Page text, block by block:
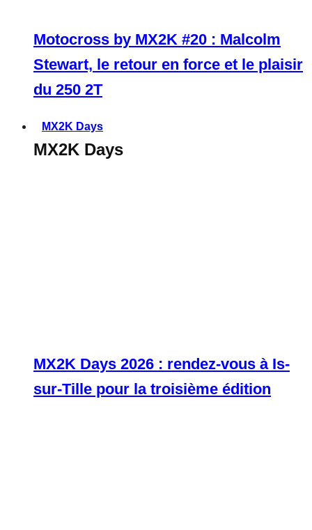
Motocross by MX2K #20 : Malcolm
Stewart, le retour en force et le plaisir
du 250 2T
MX2K Days
MX2K Days
MX2K Days 2026 : rendez-vous à Is-
sur-Tille pour la troisième édition